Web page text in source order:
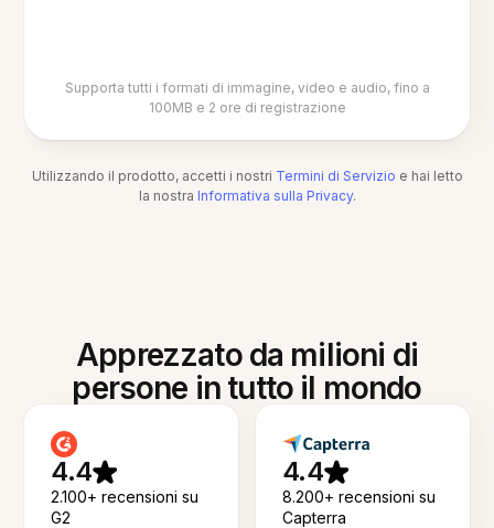
Supporta tutti i formati di immagine, video e audio, fino a
100MB e 2 ore di registrazione
Utilizzando il prodotto, accetti i nostri Termini di Servizio e hai letto
la nostra Informativa sulla Privacy.
Apprezzato da milioni di
persone in tutto il mondo
4.4
2.100+ recensioni su
G2
4.4
8.200+ recensioni su
Capterra